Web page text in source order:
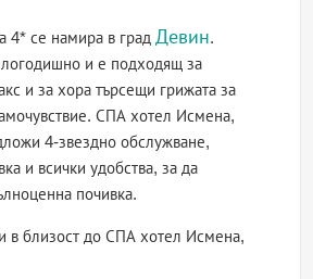
се намира в град Девин.
и е подходящ за
и за хора търсещи грижата за
СПА хотел Исмена,
4-звездно обслужване,
и всички удобства, за да
почивка.
в близост до СПА хотел Исмена,